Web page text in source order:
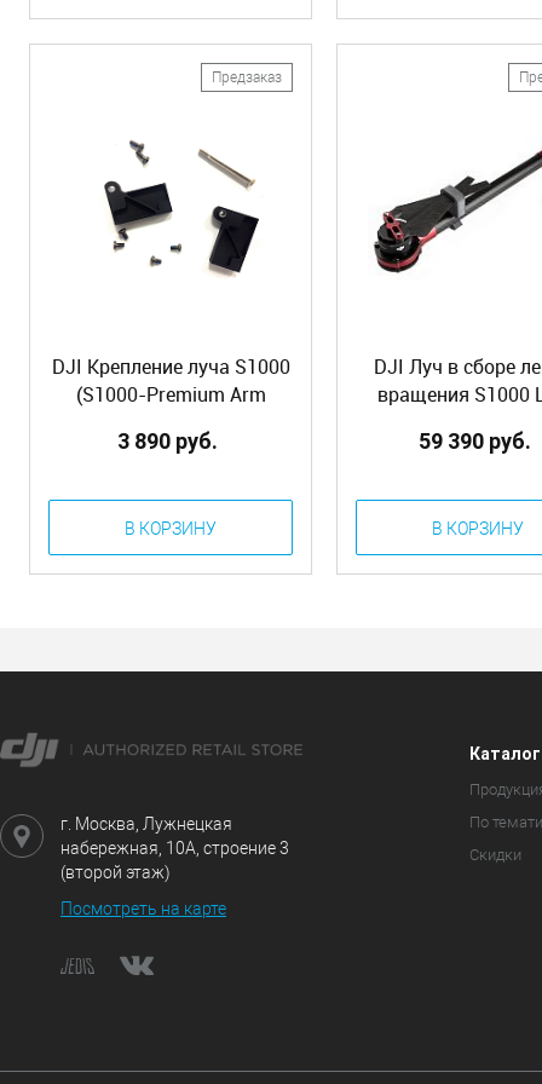
Предзаказ
DJI Крепление луча S1000
(S1000-Premium Arm
3 890 руб.
В КОРЗИНУ
DJI Луч в сборе
вращения S1000
Complete Arm
59 390 руб.
В КОРЗИНУ
г. Москва, Лужнецкая
набережная, 10А, строение 3
(второй этаж)
Посмотреть на карте
Каталог
По
Скидки